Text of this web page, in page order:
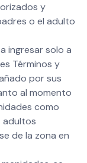
y
o el adulto
ingresar solo a
Términos y
por sus
al momento
como
adultos
de la zona en